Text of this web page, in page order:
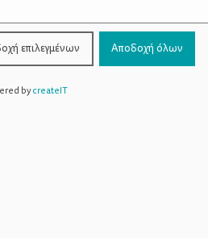
(από σταθερό,
χρέωση)
επιλεγμένων Αποδοχή όλων
bycreateIT